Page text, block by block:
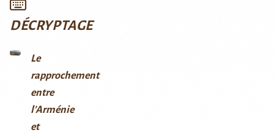
DÉCRYPTAGE
Le
rapprochement
entre
l’Arménie
et